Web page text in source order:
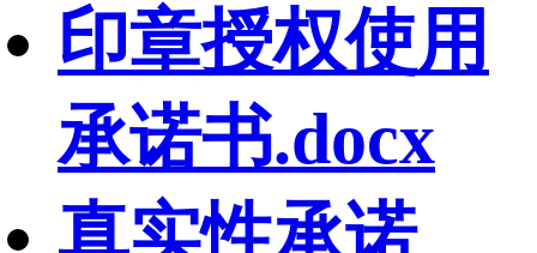
印章授权使用
承诺书.docx
真实性承诺